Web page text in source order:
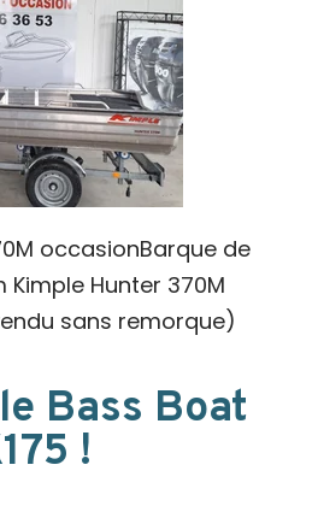
occasionBarque de
Hunter 370M
sans remorque)
Bass Boat
!